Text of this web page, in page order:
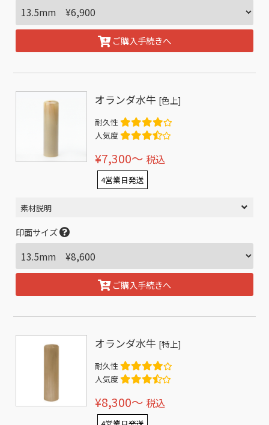
ご購入手続きへ
オランダ水牛 [色上]
耐久性
人気度
¥7,300〜 税込
4営業日発送
素材説明
印面サイズ
ご購入手続きへ
オランダ水牛 [特上]
耐久性
人気度
¥8,300〜 税込